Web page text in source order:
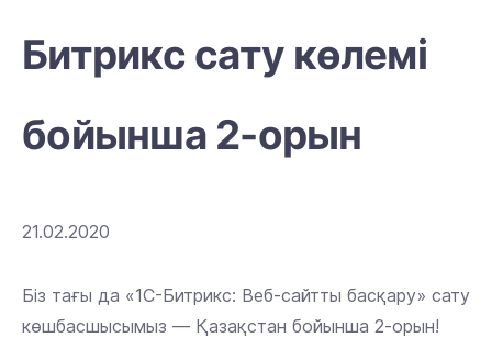
Битрикс сату көлемі
бойынша 2-орын
21.02.2020
Біз тағы да «1С-Битрикс: Веб-сайтты басқару» сату
көшбасшысымыз — Қазақстан бойынша 2-орын!